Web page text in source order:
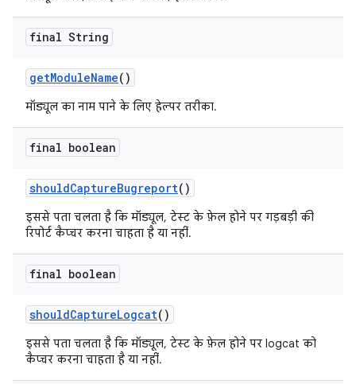
final String
getModuleName()
मॉड्यूल का नाम पाने के लिए हेल्पर तरीका.
final boolean
shouldCaptureBugreport()
इससे पता चलता है कि मॉड्यूल, टेस्ट के फ़ेल होने पर गड़बड़ी की
रिपोर्ट कैप्चर करना चाहता है या नहीं.
final boolean
shouldCaptureLogcat()
इससे पता चलता है कि मॉड्यूल, टेस्ट के फ़ेल होने पर logcat को
कैप्चर करना चाहता है या नहीं.